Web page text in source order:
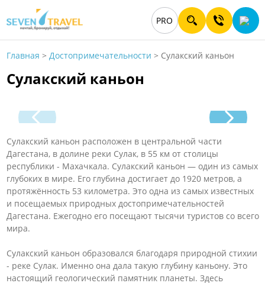
PRO
Главная > Достопримечательности > Сулакский каньон
Сулакский каньон
Сулакский каньон расположен в центральной части
Дагестана, в долине реки Сулак, в 55 км от столицы
республики - Махачкала. Сулакский каньон — один из самых
глубоких в мире. Его глубина достигает до 1920 метров, а
протяжённость 53 километра. Это одна из самых известных
и посещаемых природных достопримечательностей
Дагестана. Ежегодно его посещают тысячи туристов со всего
мира.
Сулакский каньон образовался благодаря природной стихии
- реке Сулак. Именно она дала такую глубину каньону. Это
настоящий геологический памятник планеты. Здесь